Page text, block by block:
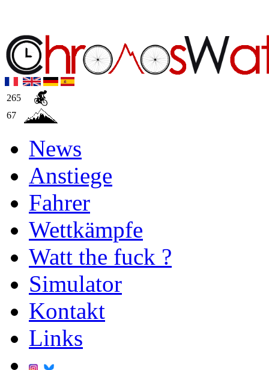
265
67
News
Anstiege
Fahrer
Wettkämpfe
Watt the fuck ?
Simulator
Kontakt
Links